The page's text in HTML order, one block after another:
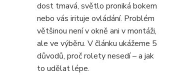
dost tmavá, světlo proniká bokem
nebo vás irituje ovládání. Problém
většinou není v okně ani v montáži,
ale ve výběru. V článku ukážeme 5
důvodů, proč rolety nesedí – a jak
to udělat lépe.